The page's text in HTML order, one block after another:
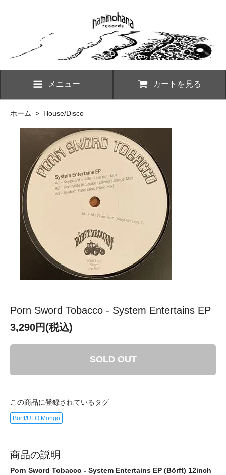
メニュー カートを見る
ホーム > House/Disco
Porn Sword Tobacco - System Entertains EP
3,290円(税込)
SOLD OUT
この商品に登録されているタグ
Borft/UFO Mongo
商品の説明
Porn Sword Tobacco - System Entertains EP (Börft) 12inch